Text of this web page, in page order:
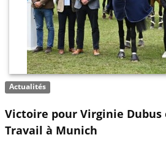
Actualités
Victoire pour Virginie
Travail à Munich